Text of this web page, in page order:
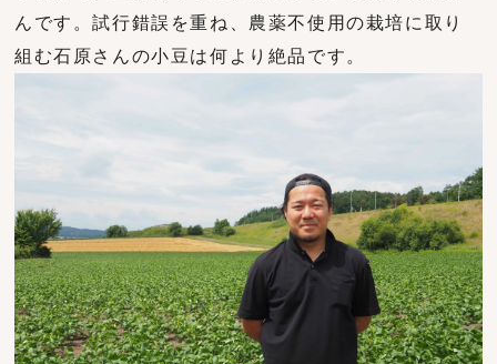
んです。試行錯誤を重ね、農薬不使用の栽培に取り
組む石原さんの小豆は何より絶品です。